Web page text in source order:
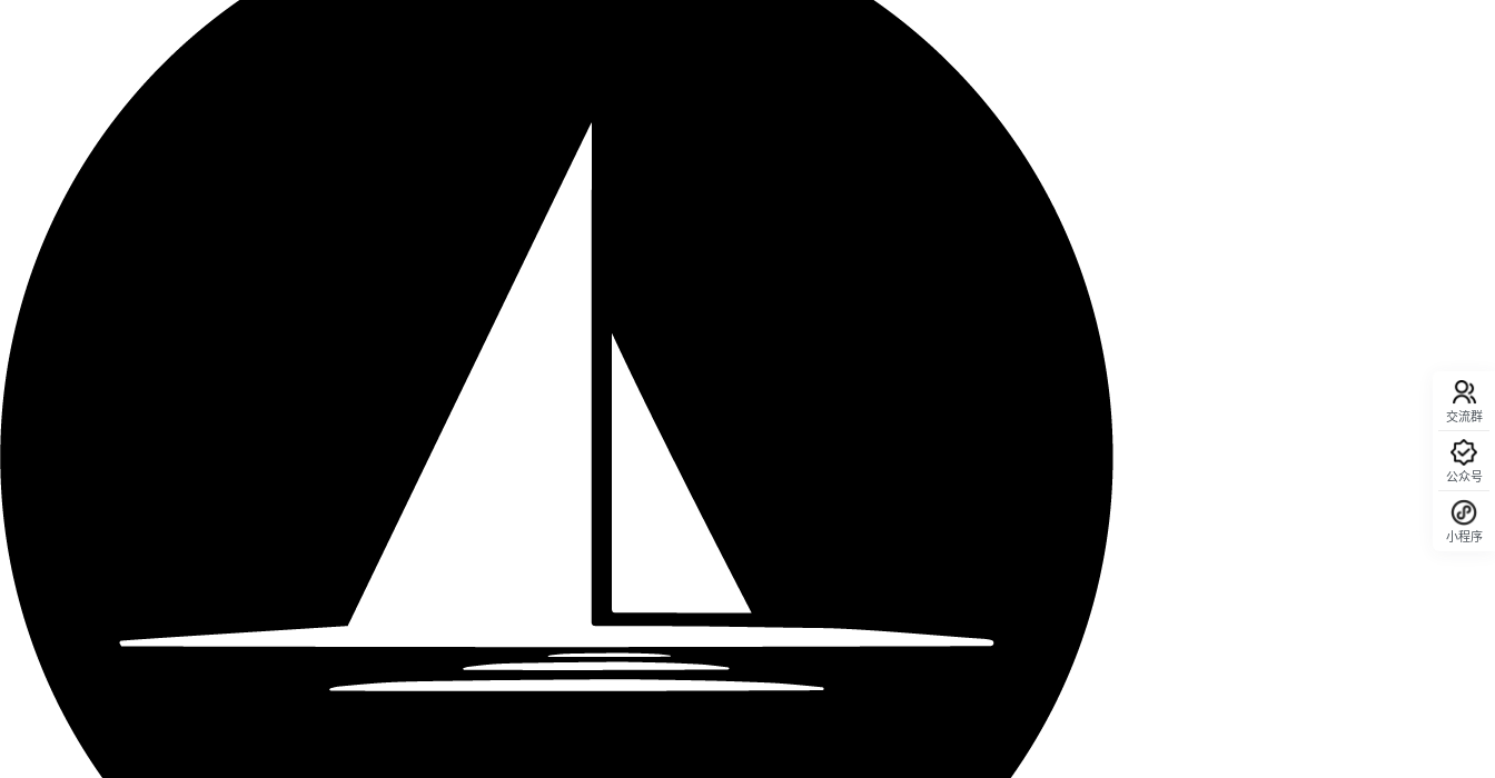
交流群
公众号
小程序